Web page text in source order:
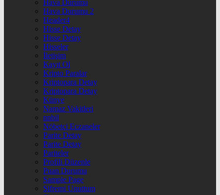
Hava Durumu
Hava Durumu 2
Header4
Hisse Detay
Hisse Detay
Hisseler
İletişim
Kayıt Ol
Kripto Paralar
Kriptopara Detay
Kriptopara Detay
Künye
Namaz Vakitleri
nnbil
Nöbetçi Eczaneler
Parite Detay
Parite Detay
Pariteler
Profili Düzenle
Puan Durumu
Sample Page
Şifremi Unuttum